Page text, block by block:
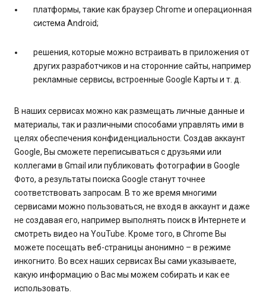
платформы, такие как браузер Chrome и операционная
система Android;
решения, которые можно встраивать в приложения от
других разработчиков и на сторонние сайты, например
рекламные сервисы, встроенные Google Карты и т. д.
В наших сервисах можно как размещать личные данные и
материалы, так и различными способами управлять ими в
целях обеспечения конфиденциальности. Создав аккаунт
Google, Вы сможете переписываться с друзьями или
коллегами в Gmail или публиковать фотографии в Google
Фото, а результаты поиска Google станут точнее
соответствовать запросам. В то же время многими
сервисами можно пользоваться, не входя в аккаунт и даже
не создавая его, например выполнять поиск в Интернете и
смотреть видео на YouTube. Кроме того, в Chrome Вы
можете посещать веб-страницы анонимно – в режиме
инкогнито. Во всех наших сервисах Вы сами указываете,
какую информацию о Вас мы можем собирать и как ее
использовать.